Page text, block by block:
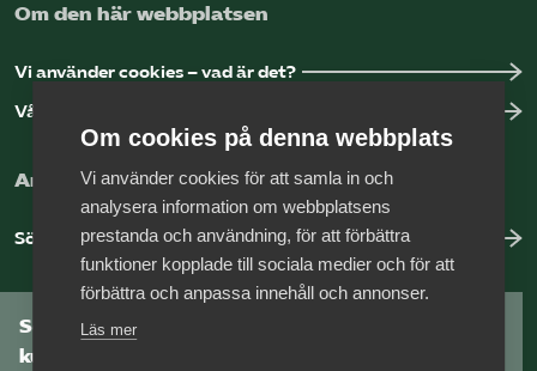
Om den här webbplatsen
Vi använder cookies – vad är det?
Vår dataskyddspolicy
Arbeta hos Vårdföretagarna?
Sök jobb hos oss
Som medlem har du tillgång till vår digitala
kunskapsbank
Om cookies på denna webbplats
Vi använder cookies för att samla in och
analysera information om webbplatsens
prestanda och användning, för att förbättra
funktioner kopplade till sociala medier och för att
förbättra och anpassa innehåll och annonser.
Läs mer